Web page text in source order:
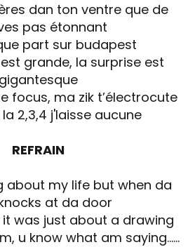
dan ton ventre que de
pas étonnant
part sur budapest
grande, la surprise est
gigantesque
focus, ma zik t’électrocute
2,3,4 j'laisse aucune
REFRAIN
about my life but when da
at da door
was just about a drawing
u know what am saying......